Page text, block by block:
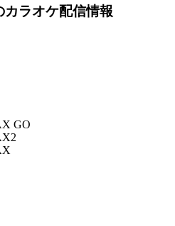
カラオケ配信情報
GO